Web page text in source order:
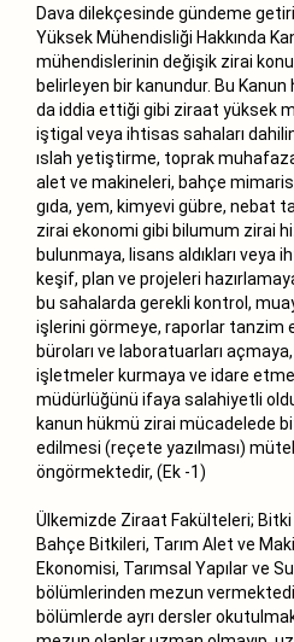
Dava dilekçesinde gündeme
Yüksek Mühendisliği Hakkında
mühendislerinin değişik zirai
belirleyen bir kanundur. Bu Kanun
da iddia ettiği gibi ziraat yüksek
iştigal veya ihtisas sahaları
ıslah yetiştirme, toprak
alet ve makineleri, bahçe
gıda, yem, kimyevi gübre, nebat
zirai ekonomi gibi bilumum zirai
bulunmaya, lisans aldıkları veya
keşif, plan ve projeleri
bu sahalarda gerekli kontrol,
işlerini görmeye, raporlar tanzim
büroları ve laboratuarları
işletmeler kurmaya ve idare
müdürlüğünü ifaya salahiyetli
kanun hükmü zirai mücadelede
edilmesi (reçete yazılması)
öngörmektedir, (Ek -1)
Ülkemizde Ziraat Fakülteleri;
Bahçe Bitkileri, Tarım Alet ve
Ekonomisi, Tarımsal Yapılar ve
bölümlerinden mezun
bölümlerde ayrı dersler